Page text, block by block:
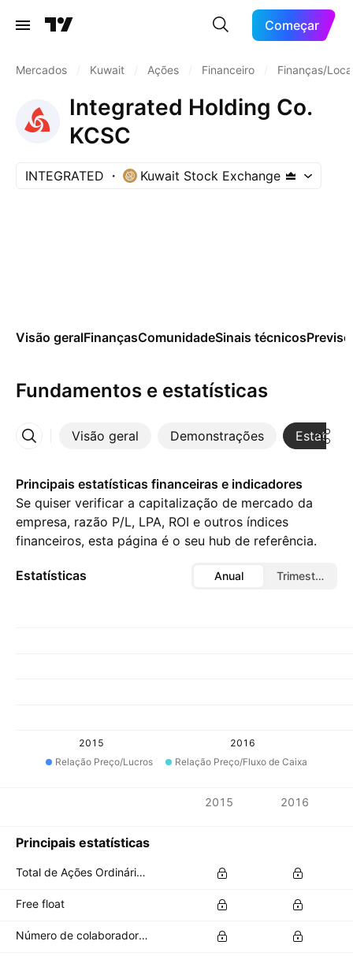
Começar
Mercados Kuwait Ações Financeiro Finanças/
Integrated Holding Co.
KCSC
INTEGRATED Kuwait Stock Exchange
Visão geralFinançasComunidadeSinais técnicos
Fundamentos e estatísticas
Visão geral Demonstrações
Mais
Principais estatísticas financeiras e indicadores
Se quiser verificar a capitalização de mercado da
empresa, razão P/L, LPA, ROI e outros índices
financeiros, esta página é o seu hub de referência.
Estatísticas Anual Trimestral
2015
2016
Relação Preço/Lucros
Relação Preço/Fluxo de Caixa
2015 2016
Principais estatísticas
Total de Ações Ordinárias em Circulação
Free float
Número de colaboradores